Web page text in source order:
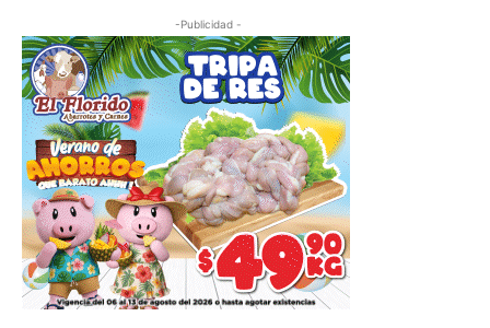
-Publicidad -